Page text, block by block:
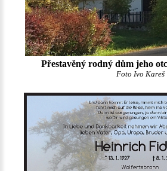
Přestavěný rodný dům jeho
Foto Ivo Kareš